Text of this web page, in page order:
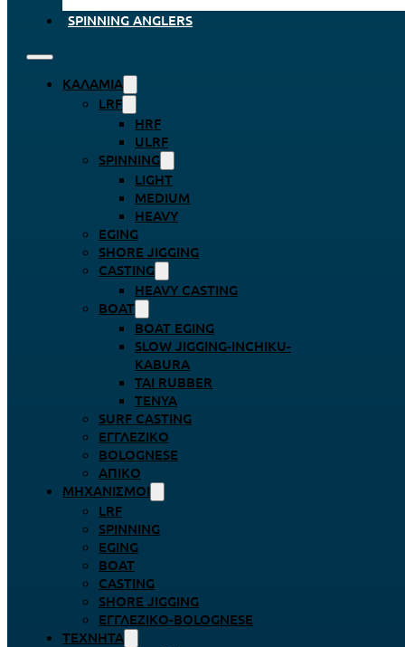
SPINNING ANGLERS
ΚΑΛΆΜΙΑ
LRF
HRF
ULRF
SPINNING
LIGHT
MEDIUM
HEAVY
EGING
SHORE JIGGING
CASTING
HEAVY CASTING
BOAT
BOAT EGING
SLOW JIGGING-INCHIKU-
KABURA
TAI RUBBER
TENYA
SURF CASTING
ΕΓΓΛΈΖΙΚΟ
BOLOGNESE
ΑΠΊΚΟ
ΜΗΧΑΝΙΣΜΟΊ
LRF
SPINNING
EGING
BOAT
CASTING
SHORE JIGGING
ΕΓΓΛΈΖΙΚΟ-BOLOGNESE
ΤΕΧΝΗΤΆ